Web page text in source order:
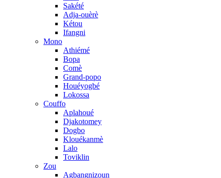
Sakété
Adja-ouèrè
Kétou
Ifangni
Mono
Athiémé
Bopa
Comè
Grand-popo
Houéyogbé
Lokossa
Couffo
Aplahoué
Djakotomey
Dogbo
Klouékanmè
Lalo
Toviklin
Zou
Agbangnizoun